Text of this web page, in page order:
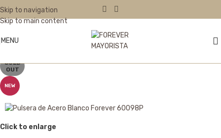
Skip to navigation
Skip to main content
MENU
SOLD
OUT
NEW
Click to enlarge